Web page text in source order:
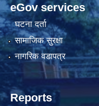
eGov services
घटना दर्ता
सामाजिक सुरक्षा
नागरिक वडापत्र
Reports